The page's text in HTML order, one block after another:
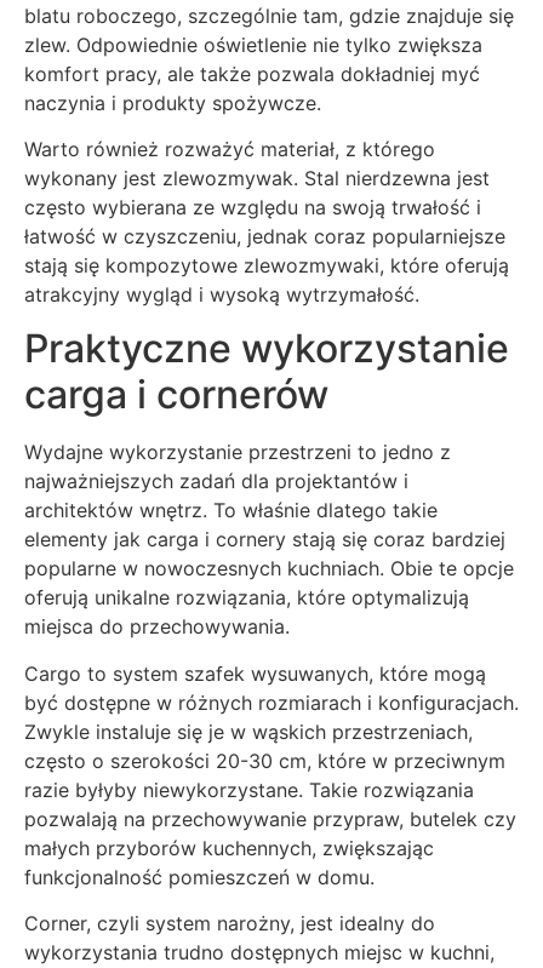
blatu roboczego, szczególnie tam, gdzie znajduje się
zlew. Odpowiednie oświetlenie nie tylko zwiększa
komfort pracy, ale także pozwala dokładniej myć
naczynia i produkty spożywcze.
Warto również rozważyć materiał, z którego
wykonany jest zlewozmywak. Stal nierdzewna jest
często wybierana ze względu na swoją trwałość i
łatwość w czyszczeniu, jednak coraz popularniejsze
stają się kompozytowe zlewozmywaki, które oferują
atrakcyjny wygląd i wysoką wytrzymałość.
Praktyczne wykorzystanie
carga i cornerów
Wydajne wykorzystanie przestrzeni to jedno z
najważniejszych zadań dla projektantów i
architektów wnętrz. To właśnie dlatego takie
elementy jak carga i cornery stają się coraz bardziej
popularne w nowoczesnych kuchniach. Obie te opcje
oferują unikalne rozwiązania, które optymalizują
miejsca do przechowywania.
Cargo to system szafek wysuwanych, które mogą
być dostępne w różnych rozmiarach i konfiguracjach.
Zwykle instaluje się je w wąskich przestrzeniach,
często o szerokości 20-30 cm, które w przeciwnym
razie byłyby niewykorzystane. Takie rozwiązania
pozwalają na przechowywanie przypraw, butelek czy
małych przyborów kuchennych, zwiększając
funkcjonalność pomieszczeń w domu.
Corner, czyli system narożny, jest idealny do
wykorzystania trudno dostępnych miejsc w kuchni,